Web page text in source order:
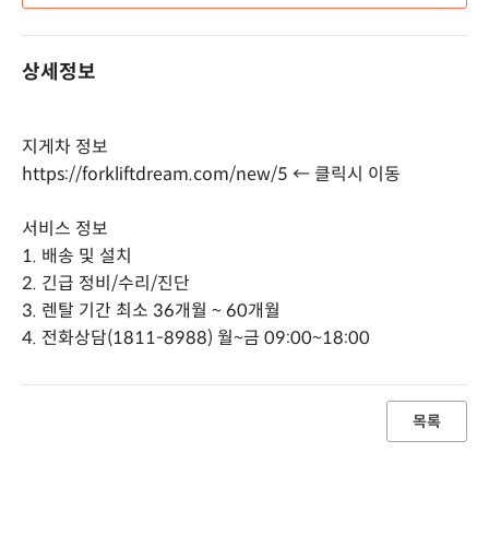
상세정보
지게차 정보
https://forkliftdream.com/new/5 ← 클릭시 이동
서비스 정보
1. 배송 및 설치
2. 긴급 정비/수리/진단
3. 렌탈 기간 최소 36개월 ~ 60개월
4. 전화상담(1811-8988) 월~금 09:00~18:00
목록